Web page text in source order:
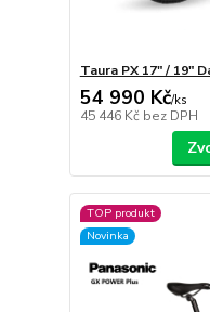
Taura PX 17″ / 19″
54 990 Kč/ks
45 446 Kč bez DPH
TOP produkt
Novinka